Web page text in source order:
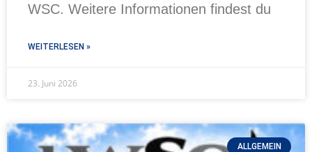
WSC. Weitere Informationen findest du
WEITERLESEN »
23. Juni 2026
ALLGEMEIN